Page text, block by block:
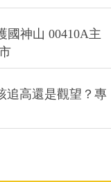
國神山 00410A主
追高還是觀望？專